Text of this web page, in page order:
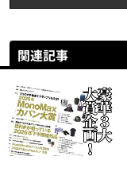
関連記事